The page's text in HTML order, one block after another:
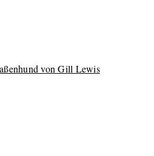
von Gill Lewis